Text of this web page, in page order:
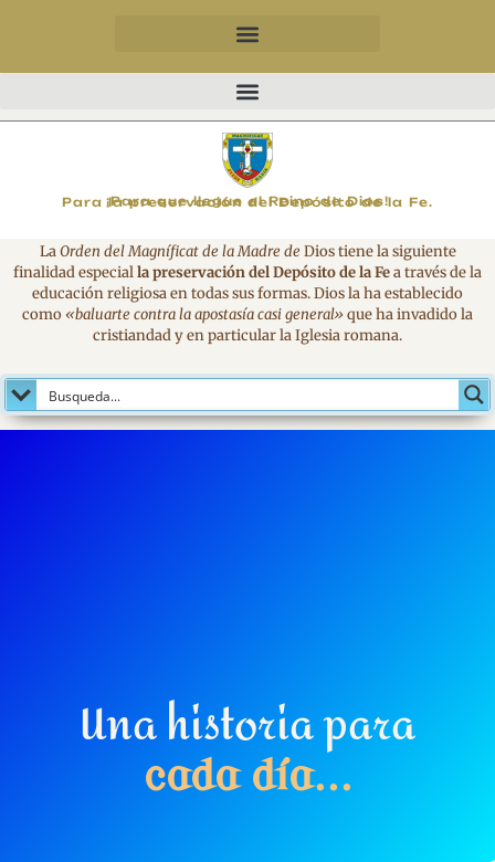
Para la preservación del Depósito de la Fe.
¡Para que llegue el Reino de Dios!
MAGNIFICAT
LaOrden del Magníficat de la Madre deDios tiene la siguiente
finalidad especialla preservación del Depósito de la Fea través de la
educación religiosa en todas sus formas. Dios la ha establecido
como «baluarte contra la apostasía casi general» que ha invadido la
cristiandad y en particular la Iglesia romana.
Una historia para
cada día...